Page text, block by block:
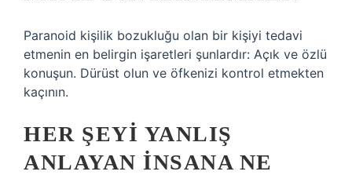
Paranoid kişilik bozukluğu olan bir kişiyi tedavi
etmenin en belirgin işaretleri şunlardır: Açık ve özlü
konuşun. Dürüst olun ve öfkenizi kontrol etmekten
kaçının.
HER ŞEYI YANLIŞ
ANLAYAN INSANA NE